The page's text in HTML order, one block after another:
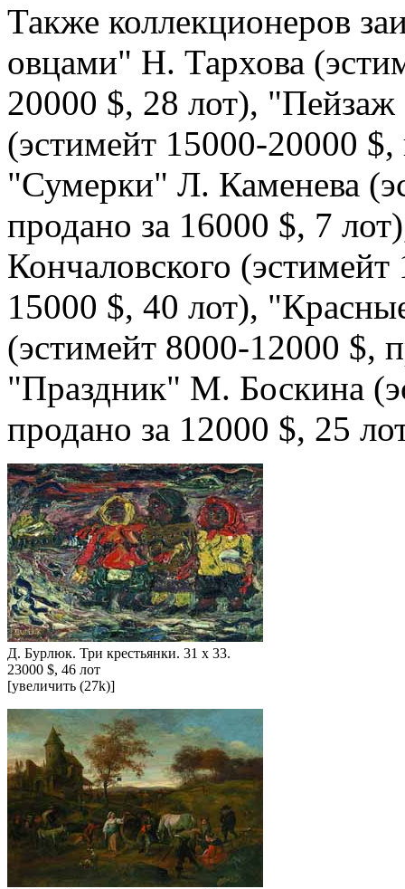
Также коллекционеров
овцами" Н. Тархова
20000 $, 28 лот),
(эстимейт 15000-20000
"Сумерки" Л. Каменева
продано за 16000 $, 7
Кончаловского
15000 $, 40 лот),
(эстимейт 8000-12000 $,
"Праздник" М. Боскина
продано за 12000 $, 25
Д. Бурлюк. Три крестьянки. 31 x 33.
23000 $, 46 лот
[увеличить (27k)]